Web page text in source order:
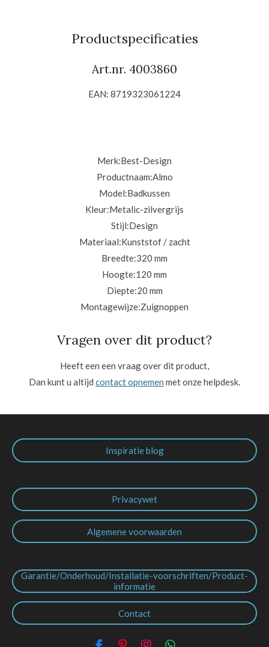
n
Productspecificaties
Art.nr. 4003860
EAN: 8719323061224
Merk:Best-Design
Productnaam:Almo
Model:Badkussen
Kleur:Metalic-zilvergrijs
Stijl:Design
Materiaal:Kunststof / zacht
Breedte:320 mm
Hoogte:120 mm
Diepte:20 mm
Montagewijze:Zuignoppen
Vragen over dit product?
Heeft een een vraag over dit product,
Dan kunt u altijd contact opnemen met onze helpdesk.
Inspiratie blog
Privacywet
Algemene voorwaarden
Garantie/Onderhoud/Installatie-voorschriften/Product-
informatie
Contact